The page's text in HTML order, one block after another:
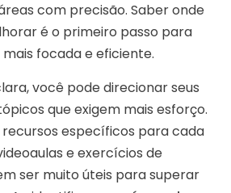
com precisão. Saber onde
é o primeiro passo para
focada e eficiente.
você pode direcionar seus
que exigem mais esforço.
específicos para cada
e exercícios de
ser muito úteis para superar